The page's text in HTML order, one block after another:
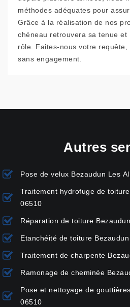
méthodes adéquates pour
Grâce à la réalisation de nos
chéneau retrouvera sa tenue et
rôle. Faites-nous votre
sans engagement.
Autres
Pose de velux Bezaudun Les
Traitement hydrofuge de
06510
Réparation de toiture
Etanchéité de toiture
Traitement de charpente
Ramonage de cheminée
Pose et nettoyage de
06510